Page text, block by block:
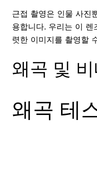
근접 촬영은 인물 사진
용합니다. 우리는 이
렷한 이미지를 촬영할
왜곡 및
왜곡 테